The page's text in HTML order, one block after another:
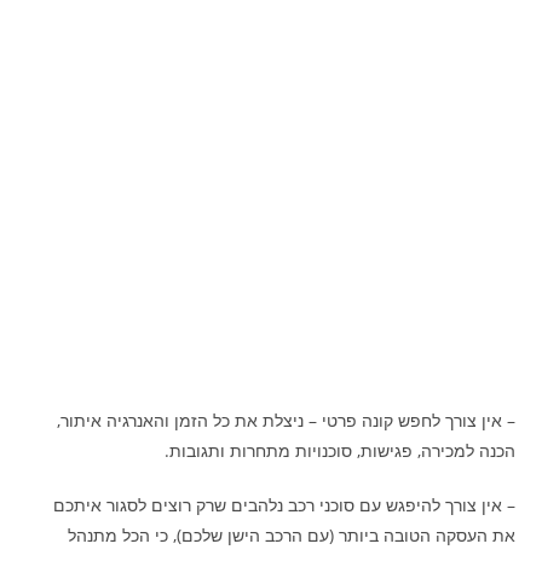
– אין צורך לחפש קונה פרטי – ניצלת את כל הזמן והאנרגיה איתור,
הכנה למכירה, פגישות, סוכנויות מתחרות ותגובות.
– אין צורך להיפגש עם סוכני רכב נלהבים שרק רוצים לסגור איתכם
את העסקה הטובה ביותר (עם הרכב הישן שלכם), כי הכל מתנהל